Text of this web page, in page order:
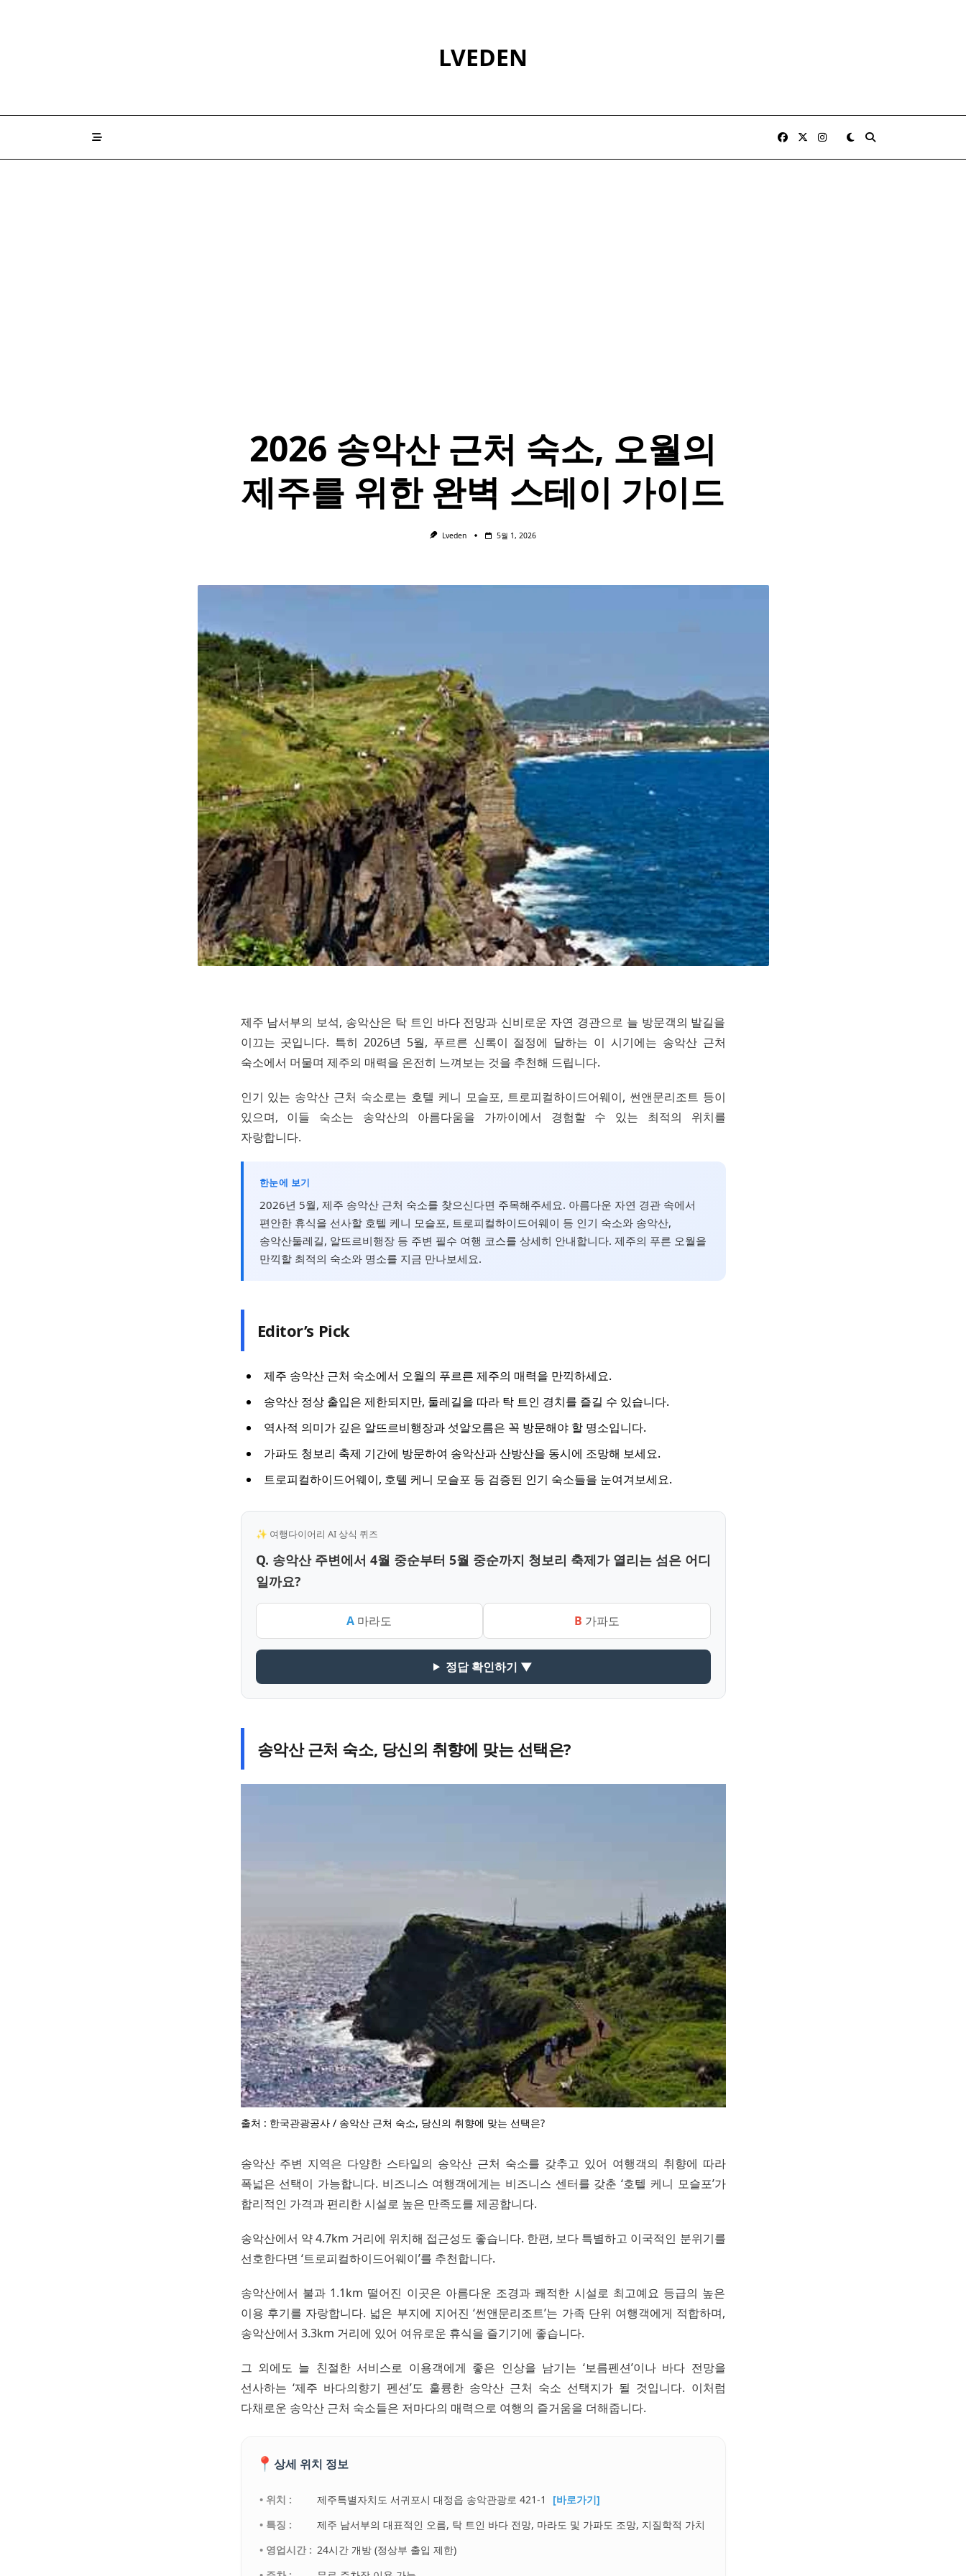
LVEDEN
2026 송악산 근처 숙소, 오월의
제주를 위한 완벽 스테이 가이드
Lveden 5월 1, 2026
제주 남서부의 보석, 송악산은 탁 트인 바다 전망과 신비로운 자연 경관으로 늘 방문객의 발길을
이끄는 곳입니다. 특히 2026년 5월, 푸르른 신록이 절정에 달하는 이 시기에는 송악산 근처
숙소에서 머물며 제주의 매력을 온전히 느껴보는 것을 추천해 드립니다.
인기 있는 송악산 근처 숙소로는 호텔 케니 모슬포, 트로피컬하이드어웨이, 썬앤문리조트 등이
있으며, 이들 숙소는 송악산의 아름다움을 가까이에서 경험할 수 있는 최적의 위치를
자랑합니다.
한눈에 보기
2026년 5월, 제주 송악산 근처 숙소를 찾으신다면 주목해주세요. 아름다운 자연 경관 속에서
편안한 휴식을 선사할 호텔 케니 모슬포, 트로피컬하이드어웨이 등 인기 숙소와 송악산,
송악산둘레길, 알뜨르비행장 등 주변 필수 여행 코스를 상세히 안내합니다. 제주의 푸른 오월을
만끽할 최적의 숙소와 명소를 지금 만나보세요.
Editor’s Pick
제주 송악산 근처 숙소에서 오월의 푸르른 제주의 매력을 만끽하세요.
송악산 정상 출입은 제한되지만, 둘레길을 따라 탁 트인 경치를 즐길 수 있습니다.
역사적 의미가 깊은 알뜨르비행장과 섯알오름은 꼭 방문해야 할 명소입니다.
가파도 청보리 축제 기간에 방문하여 송악산과 산방산을 동시에 조망해 보세요.
트로피컬하이드어웨이, 호텔 케니 모슬포 등 검증된 인기 숙소들을 눈여겨보세요.
✨ 여행다이어리 AI 상식 퀴즈
Q. 송악산 주변에서 4월 중순부터 5월 중순까지 청보리 축제가 열리는 섬은 어디
일까요?
A 마라도 B 가파도
정답 확인하기 ▼
송악산 근처 숙소, 당신의 취향에 맞는 선택은?
출처 : 한국관광공사 / 송악산 근처 숙소, 당신의 취향에 맞는 선택은?
송악산 주변 지역은 다양한 스타일의 송악산 근처 숙소를 갖추고 있어 여행객의 취향에 따라
폭넓은 선택이 가능합니다. 비즈니스 여행객에게는 비즈니스 센터를 갖춘 ‘호텔 케니 모슬포’가
합리적인 가격과 편리한 시설로 높은 만족도를 제공합니다.
송악산에서 약 4.7km 거리에 위치해 접근성도 좋습니다. 한편, 보다 특별하고 이국적인 분위기를
선호한다면 ‘트로피컬하이드어웨이’를 추천합니다.
송악산에서 불과 1.1km 떨어진 이곳은 아름다운 조경과 쾌적한 시설로 최고예요 등급의 높은
이용 후기를 자랑합니다. 넓은 부지에 지어진 ‘썬앤문리조트’는 가족 단위 여행객에게 적합하며,
송악산에서 3.3km 거리에 있어 여유로운 휴식을 즐기기에 좋습니다.
그 외에도 늘 친절한 서비스로 이용객에게 좋은 인상을 남기는 ‘보름펜션’이나 바다 전망을
선사하는 ‘제주 바다의향기 펜션’도 훌륭한 송악산 근처 숙소 선택지가 될 것입니다. 이처럼
다채로운 송악산 근처 숙소들은 저마다의 매력으로 여행의 즐거움을 더해줍니다.
📍 상세 위치 정보
• 위치 : 제주특별자치도 서귀포시 대정읍 송악관광로 421-1
[바로가기]
• 특징 :
제주 남서부의 대표적인 오름, 탁 트인 바다 전망, 마라도 및 가파도 조망, 지질학적 가치
• 영업시간 : 24시간 개방 (정상부 출입 제한)